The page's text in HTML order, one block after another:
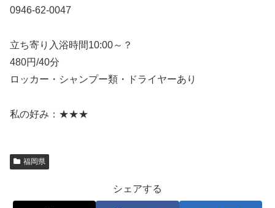
0946-62-0047
立ち寄り入浴時間10:00～？
480円/40分
ロッカー・シャンプー類・ドライヤーあり
私の好み：★★★
福岡県
シェアする